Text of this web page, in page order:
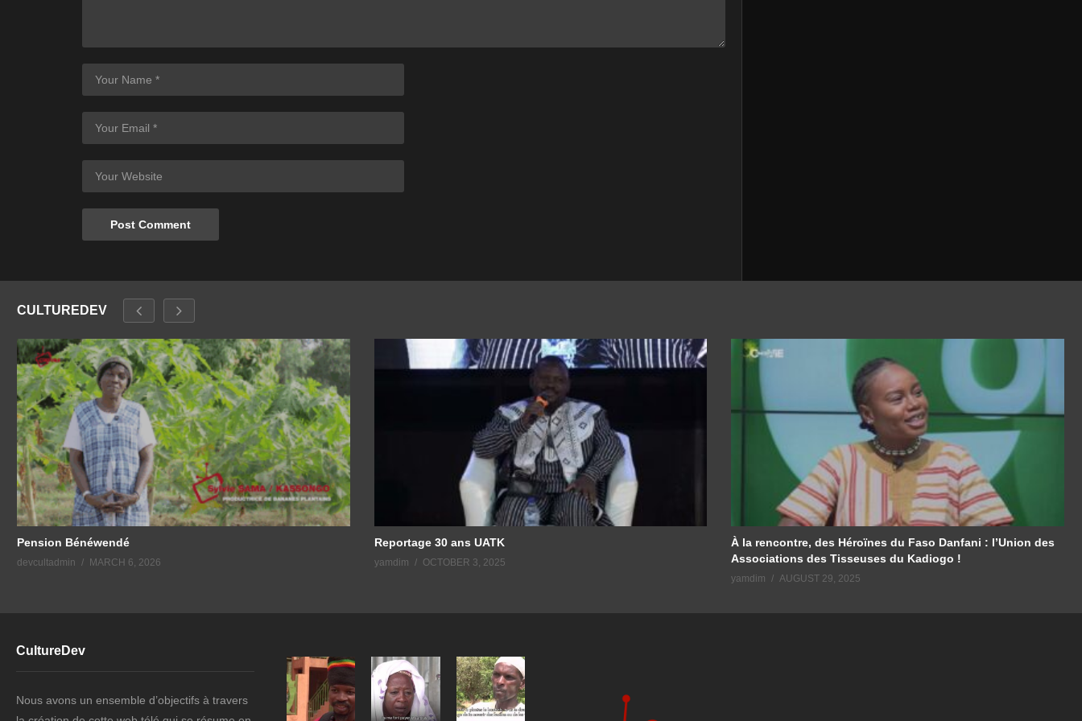
CULTUREDEV
Pension Bénéwendé
devcultadmin MARCH 6, 2026
Reportage 30 ans UATK
yamdim OCTOBER 3, 2025
À la rencontre, des Héroïnes du Faso Danfani : l’Union des
Associations des Tisseuses du Kadiogo !
yamdim AUGUST 29, 2025
CultureDev
Nous avons un ensemble d’objectifs à travers